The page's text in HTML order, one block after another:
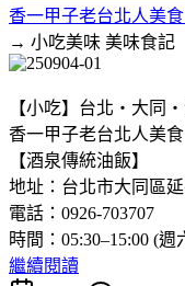
香一甲子老台北人美
→ 小吃美味 美味食記
【小吃】台北‧大同
香一甲子老台北人美
【酒泉傳統油飯】
地址：台北市大同區
電話：0926-703707
時間：05:30–15:00 (週
繼續閱讀